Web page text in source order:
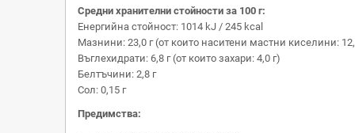
Средни хранителни стойности за 100 г:
Енергийна стойност: 1014 kJ / 245 kcal
Мазнини: 23,0 г (от които наситени мастни киселини:
Въглехидрати: 6,8 г (от които захари: 4,0 г)
Белтъчини: 2,8 г
Сол: 0,15 г
Предимства: